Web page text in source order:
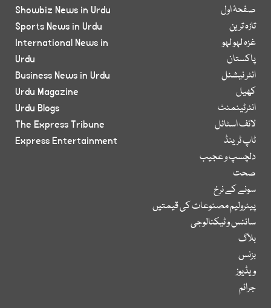
صفحۂ اول
تازہ ترین
غزہ لہو لہو
پاکستان
انٹر نیشنل
کھیل
انٹرٹینمنٹ
لائف اسٹائل
ٹاپ ٹرینڈ
دلچسپ و عجیب
صحت
سونے کے نرخ
پیٹرولیم مصنوعات کی قیمتیں
سائنس و ٹیکنالوجی
بلاگ
بزنس
ویڈیوز
جرائم
Showbiz News in Urdu
Sports News in Urdu
International News in
Urdu
Business News in Urdu
Urdu Magazine
Urdu Blogs
The Express Tribune
Express Entertainment